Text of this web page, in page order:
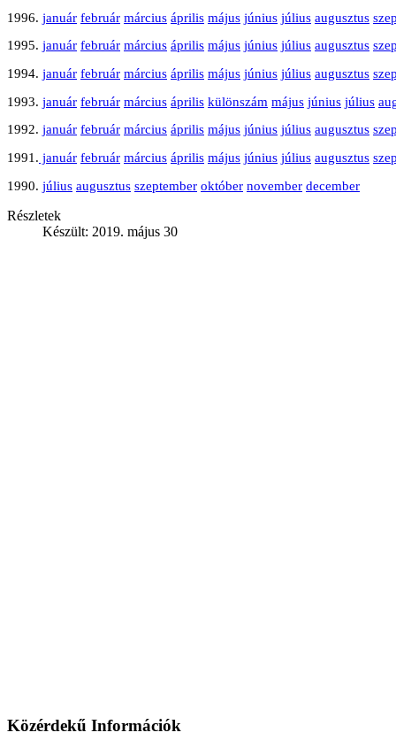
1996. január február március április május június július augusztus
1995. január február március április május június július augusztus
1994. január február március április május június július augusztus
1993. január február március április különszám május június július
1992. január február március április május június július augusztus
1991. január február március április május június július augusztus
1990. július augusztus szeptember október november december
Részletek
Készült: 2019. május 30
Közérdekű Információk